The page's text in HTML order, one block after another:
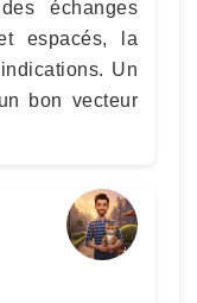
échanges
espacés, la
Un
bon vecteur